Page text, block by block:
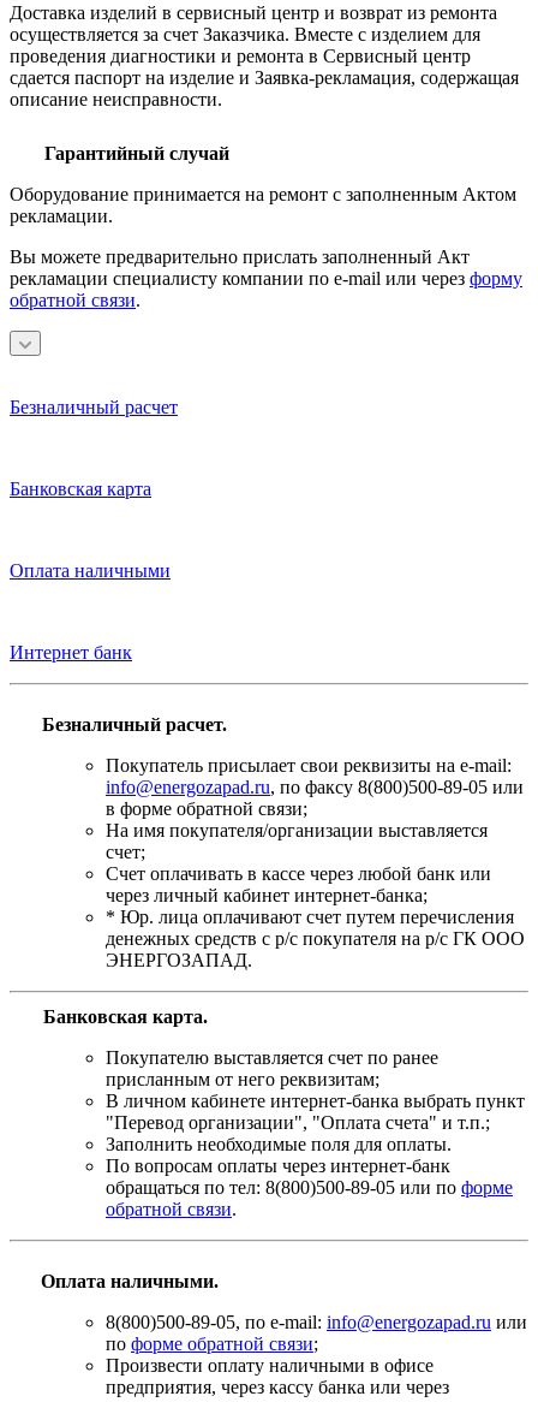
Доставка изделий в сервисный центр и возврат из ремонта
осуществляется за счет Заказчика. Вместе с изделием для
проведения диагностики и ремонта в Сервисный центр
сдается паспорт на изделие и Заявка-рекламация, содержащая
описание неисправности.
Гарантийный случай
Оборудование принимается на ремонт с заполненным Актом
рекламации.
Вы можете предварительно прислать заполненный Акт
рекламации специалисту компании по e-mail или через форму
обратной связи.
Безналичный расчет
Банковская карта
Оплата наличными
Интернет банк
Безналичный расчет.
Покупатель присылает свои реквизиты на e-mail:
info@energozapad.ru, по факсу 8(800)500-89-05 или
в форме обратной связи;
На имя покупателя/организации выставляется
счет;
Счет оплачивать в кассе через любой банк или
через личный кабинет интернет-банка;
* Юр. лица оплачивают счет путем перечисления
денежных средств с р/с покупателя на р/с ГК ООО
ЭНЕРГОЗАПАД.
Банковская карта.
Покупателю выставляется счет по ранее
присланным от него реквизитам;
В личном кабинете интернет-банка выбрать пункт
"Перевод организации", "Оплата счета" и т.п.;
Заполнить необходимые поля для оплаты.
По вопросам оплаты через интернет-банк
обращаться по тел: 8(800)500-89-05 или по форме
обратной связи.
Оплата наличными.
8(800)500-89-05, по e-mail: info@energozapad.ru или
по форме обратной связи;
Произвести оплату наличными в офисе
предприятия, через кассу банка или через